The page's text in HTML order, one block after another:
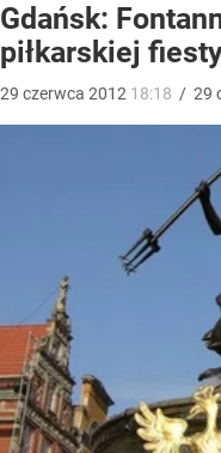
Gdańsk:
piłkarskiej
29 czerwca 2012 18:18 / 29